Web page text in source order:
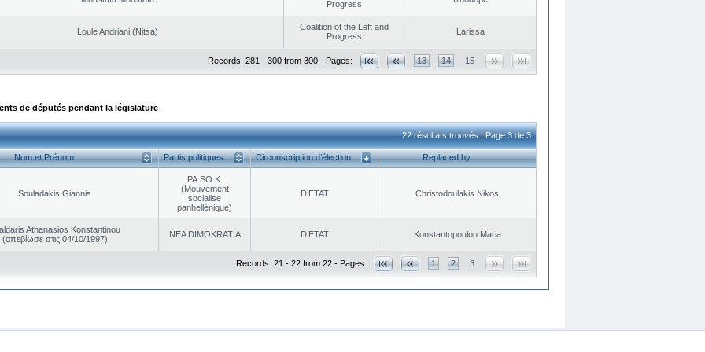
Progress
Loule Andriani (Nitsa)
Coalition of the Left and
Progress
Larissa
Records: 281 - 300 from 300 - Pages: 13 14 15
de députés pendant la législature
22 résultats trouvés | Page 3 de 3
Nom et Prénom Partis politiques Circonscription d’élection Replaced by
Souladakis Giannis
PA.SO.K.
(Mouvement
socialise
panhellénique)
D’ETAT Christodoulakis Nikos
Athanasios Konstantinou
(απεβίωσε στις 04/10/1997)
NEA DΙMOKRATIA D’ETAT Konstantopoulou Maria
Records: 21 - 22 from 22 - Pages: 1 2 3